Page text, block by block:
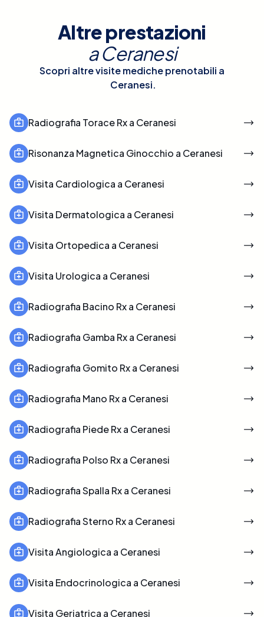
Altre prestazioni
aCeranesi
Scopri altre visite mediche prenotabili a
Ceranesi.
Radiografia Torace Rx a Ceranesi
Risonanza Magnetica Ginocchio a Ceranesi
Visita Cardiologica a Ceranesi
Visita Dermatologica a Ceranesi
Visita Ortopedica a Ceranesi
Visita Urologica a Ceranesi
Radiografia Bacino Rx a Ceranesi
Radiografia Gamba Rx a Ceranesi
Radiografia Gomito Rx a Ceranesi
Radiografia Mano Rx a Ceranesi
Radiografia Piede Rx a Ceranesi
Radiografia Polso Rx a Ceranesi
Radiografia Spalla Rx a Ceranesi
Radiografia Sterno Rx a Ceranesi
Visita Angiologica a Ceranesi
Visita Endocrinologica a Ceranesi
Visita Geriatrica a Ceranesi